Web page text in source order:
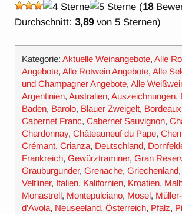
(18
Durchschnitt:3,89von 5 Sternen)
Kategorie:Aktuelle Weinangebote,Alle
Angebote,Alle Rotwein Angebote,Alle
und Champagner Angebote,Alle
Argentinien,Australien,Auszeichnungen,
Baden, Barolo, Blauer Zweigelt, Bordeaux
Cabernet Franc,Cabernet Sauvignon,
Chardonnay,Châteauneuf du Pape,
Crémant,Crianza, Deutschland,
Frankreich,Gewürztraminer,Gran
Grauburgunder,Grenache,Griechenland
Veltliner, Italien, Kalifornien, Kroatien,
Monastrell, Montepulciano, Mosel,
d'Avola, Neuseeland,Österreich, Pfalz,